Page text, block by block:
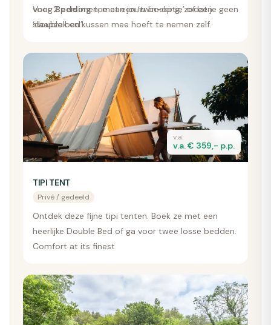
voor 2 personen, met een ‘twin-optie’ of een
‘double bed’.
VoegBeddingtoe aan jouw boeking, zodat je geen
slaapzak en kussen mee hoeft te nemen zelf.
v.a.
v.a. € 359,- p.p.
TIPI TENT
Privé / gedeeld
Ontdek deze fijne tipi tenten. Boek ze met een
heerlijke Double Bed of ga voor twee losse bedden.
Comfort at its finest